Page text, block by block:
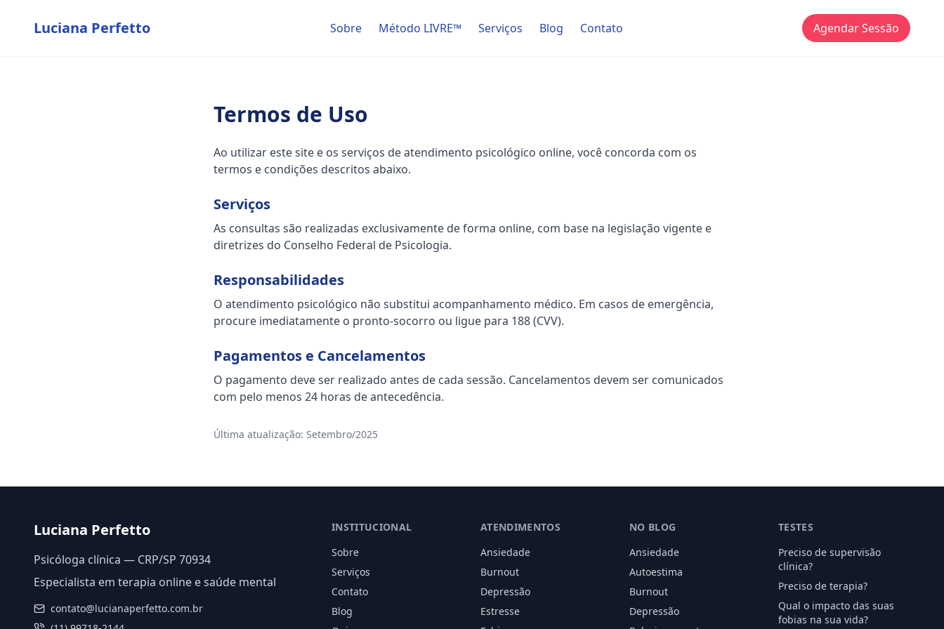
Luciana Perfetto Sobre Método LIVRE™ Serviços Blog Contato Agendar Sessão
Termos de Uso
Ao utilizar este site e os serviços de atendimento psicológico online, você concorda com os
termos e condições descritos abaixo.
Serviços
As consultas são realizadas exclusivamente de forma online, com base na legislação vigente e
diretrizes do Conselho Federal de Psicologia.
Responsabilidades
O atendimento psicológico não substitui acompanhamento médico. Em casos de emergência,
procure imediatamente o pronto-socorro ou ligue para 188 (CVV).
Pagamentos e Cancelamentos
O pagamento deve ser realizado antes de cada sessão. Cancelamentos devem ser comunicados
com pelo menos 24 horas de antecedência.
Última atualização: Setembro/2025
Luciana Perfetto
Psicóloga clínica — CRP/SP 70934
Especialista em terapia online e saúde mental
contato@lucianaperfetto.com.br
INSTITUCIONAL
Sobre
Serviços
Contato
Blog
ATENDIMENTOS
Ansiedade
Burnout
Depressão
Estresse
NO BLOG
Ansiedade
Autoestima
Burnout
Depressão
TESTES
Preciso de supervisão
clínica?
Preciso de terapia?
Qual o impacto das suas
fobias na sua vida?